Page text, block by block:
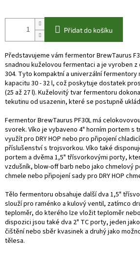
Přidat do košíku
Představujeme vám fermentor BrewTaurus
snadnou kuželovou fermentaci a je vyroben
304. Tyto kompaktní a univerzální fermentory
kapacitu 30 - 32 l, což poskytuje dostatek
(25 až 27 l). Kuželovitý tvar fermentoru
tekutinu od usazenin, které se postupně
Fermentor BrewTaurus PF30L má
svorek. Víko je vybaveno 4" horním portem s
využít pro DRY HOP nebo pro připojení
příslušenství s trojsvorkou. Víko také
portem a dvěma 1,5" třísvorkovými porty,
vzdušník, blow-off barb nebo jako chmelový
chmele nebo připojení sady pro DRY HOP
Tělo fermentoru obsahuje další dva 1,5"
slouží pro raménko a kulový ventil, zatímco
teploměr, do kterého lze vložit teploměr
dispozici jsou také dva 2" TC porty, jeden
čištění nebo sběr kvasinek a druhý jako
tělesa.